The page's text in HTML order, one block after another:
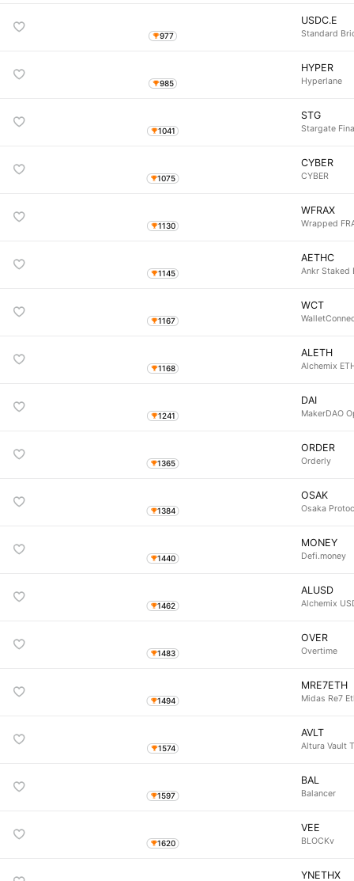
977
USDC.E
Standard
985
HYPER
Hyperlane
1041
STG
Stargate
1075
CYBER
CYBER
1130
WFRAX
Wrapped
1145
AETHC
Ankr Staked
1167
WCT
1168
ALETH
Alchemix
1241
DAI
MakerDAO
1365
ORDER
Orderly
1384
OSAK
Osaka
1440
MONEY
Defi.money
1462
ALUSD
Alchemix
1483
OVER
Overtime
1494
MRE7ETH
Midas Re7
1574
AVLT
Altura Vault
1597
BAL
Balancer
1620
VEE
BLOCKv
YNETHX